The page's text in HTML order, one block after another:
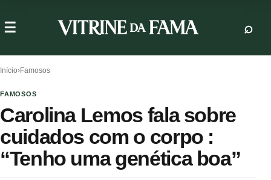
Início›Famosos
FAMOSOS
Carolina Lemos fala sobre
cuidados com o corpo :
“Tenho uma genética boa”